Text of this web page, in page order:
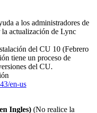
a los administradores de
actualización de Lync
del CU 10 (Febrero
tiene un proceso de
del CU.
en-us
Ingles) (No realice la